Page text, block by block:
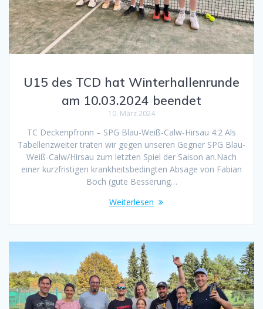
U15 des TCD hat Winterhallenrunde
am 10.03.2024 beendet
10. März 2024
TC Deckenpfronn – SPG Blau-Weiß-Calw-Hirsau 4:2 Als
Tabellenzweiter traten wir gegen unseren Gegner SPG Blau-
Weiß-Calw/Hirsau zum letzten Spiel der Saison an.Nach
einer kurzfristigen krankheitsbedingten Absage von Fabian
Boch (gute Besserung…
Weiterlesen